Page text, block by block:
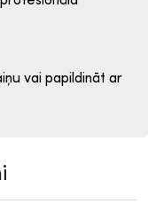
vai papildināt ar